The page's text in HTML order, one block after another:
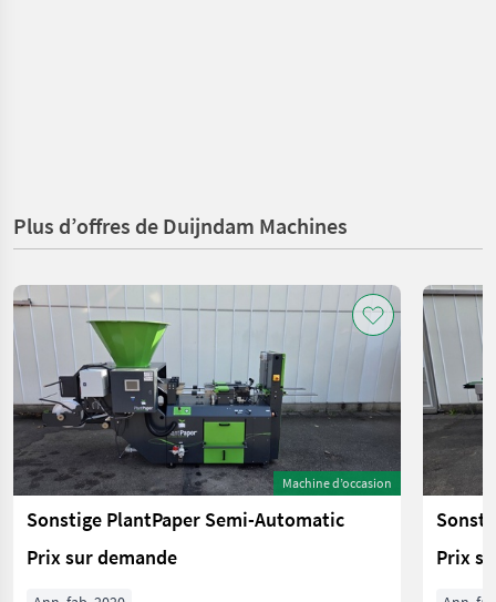
Plus d’offres de Duijndam Machines
Machine d’occasion
Sonstige PlantPaper Semi-Automatic
Prix sur demande
Prix